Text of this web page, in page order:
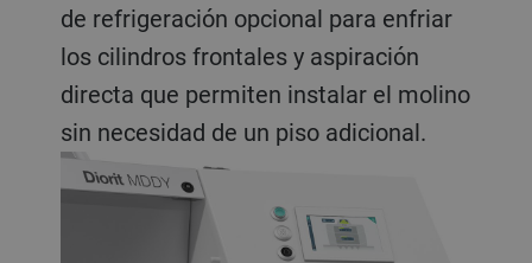
de refrigeración opcional para enfriar
los cilindros frontales y aspiración
directa que permiten instalar el molino
sin necesidad de un piso adicional.